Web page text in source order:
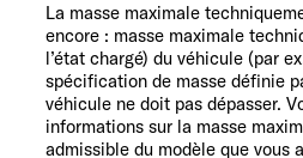
La masse maximale
encore : masse maximale
l’état chargé) du véhicule (par
spécification de masse définie
véhicule ne doit pas dépasser.
informations sur la masse
admissible du modèle que vous